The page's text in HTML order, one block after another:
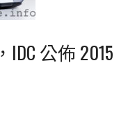
公佈 2015